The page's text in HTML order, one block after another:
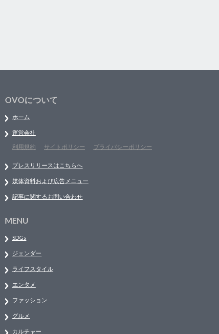
OVOについて
ホーム
運営会社
利用規約
サイトポリシー プライバシーポリシー
プレスリリースはこちらへ
媒体資料および広告メニュー
記事に関するお問い合わせ
MENU
SDGs
ジェンダー
ライフスタイル
エンタメ
ファッション
グルメ
カルチャー